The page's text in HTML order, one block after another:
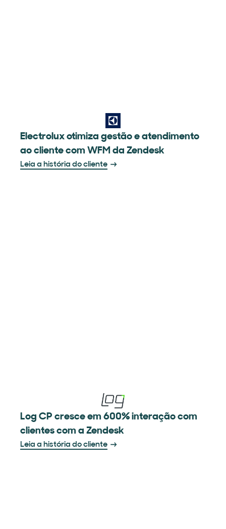
Electrolux otimiza gestão e atendimento
ao cliente com WFM da Zendesk
Leia a história do cliente
Log CP cresce em 600% interação com
clientes com a Zendesk
Leia a história do cliente